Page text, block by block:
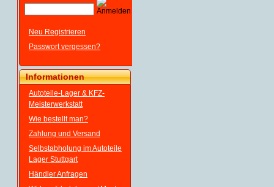
Neu Registrieren
Passwort vergessen?
Informationen
Autoteile-Lager & KFZ-
Meisterwerkstatt
Wie bestellt man?
Zahlung und Versand
Selbstabholung im Autoteile
Lager Stuttgart
Händler Anfragen